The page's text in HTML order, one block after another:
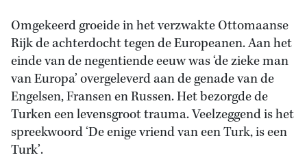
Omgekeerd groeide in het verzwakte Ottomaanse
Rijk de achterdocht tegen de Europeanen. Aan het
einde van de negentiende eeuw was ‘de zieke man
van Europa’ overgeleverd aan de genade van de
Engelsen, Fransen en Russen. Het bezorgde de
Turken een levensgroot trauma. Veelzeggend is het
spreekwoord ‘De enige vriend van een Turk, is een
Turk’.